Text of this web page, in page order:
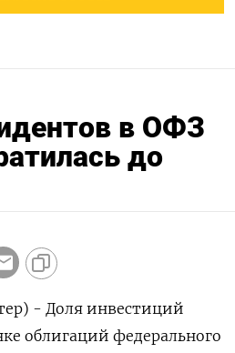
в ОФЗ
до
- Доля инвестиций
облигаций федерального